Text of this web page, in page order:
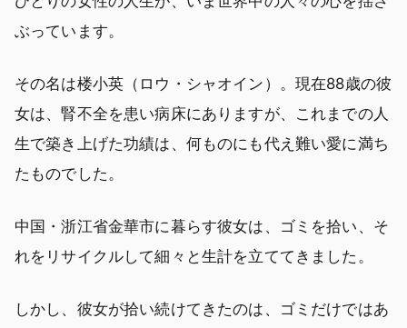
ぶっています。
その名は楼小英（ロウ・シャオイン）。現在88歳の彼
女は、腎不全を患い病床にありますが、これまでの人
生で築き上げた功績は、何ものにも代え難い愛に満ち
たものでした。
中国・浙江省金華市に暮らす彼女は、ゴミを拾い、そ
れをリサイクルして細々と生計を立ててきました。
しかし、彼女が拾い続けてきたのは、ゴミだけではあ